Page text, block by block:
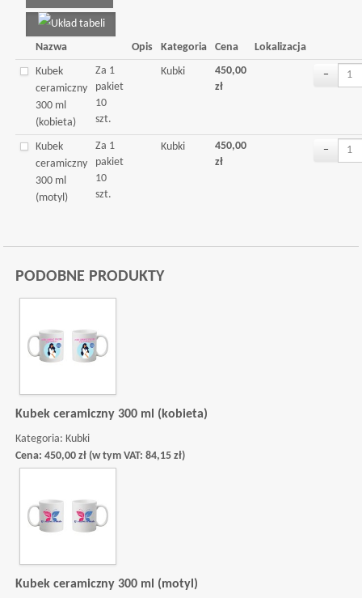
Nazwa Opis Kategoria Cena
Lokalizacja
Kubek
ceramiczny
300 ml
(kobieta)
Za 1
pakiet
10
szt.
Kubki
450,00
zł
−
Kubek
ceramiczny
300 ml
(motyl)
Za 1
pakiet
10
szt.
Kubki
450,00
zł
−
PODOBNE PRODUKTY
Kubek ceramiczny 300 ml (kobieta)
Kategoria: Kubki
Cena:450,00 zł (w tym VAT:84,15 zł)
Kubek ceramiczny 300 ml (motyl)